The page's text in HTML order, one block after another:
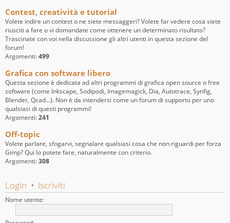
Contest, creatività e tutorial
Volete indire un contest o ne siete messaggeri? Volete far vedere cosa siete
riusciti a fare o vi domandate come ottenere un determinato risultato?
Trascinate con voi nella discussione gli altri utenti in questa sezione del
forum!
Argomenti:499
Grafica con software libero
Questa sezione è dedicata ad altri programmi di grafica open source o free
software (come Inkscape, Sodipodi, Imagemagick, Dia, Autotrace, Synfig,
Blender, Qcad...). Non è da intendersi come un forum di supporto per uno
qualsiasi di questi programmi!
Argomenti:241
Off-topic
Volete parlare, sfogarvi, segnalare qualsiasi cosa che non riguardi per forza
Gimp? Qui lo potete fare, naturalmente con criterio.
Argomenti:308
Login • Iscriviti
Nome utente: